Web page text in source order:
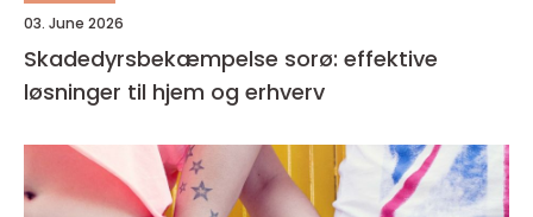
03. June 2026
Skadedyrsbekæmpelse sorø: effektive
løsninger til hjem og erhverv